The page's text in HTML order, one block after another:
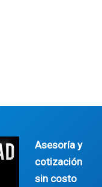
Asesoría y
cotización
sin costo